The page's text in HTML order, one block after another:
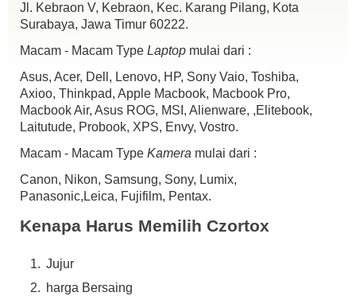
Kondisi :
Fisik 93% pemakaian wajar
Mesin normal semua
Kelengkapan :
Unit
Batre
Charger
Jl. Kebraon V, Kebraon, Kec. Karang Pilang, Kota
Surabaya, Jawa Timur 60222.
Macam - Macam Type Laptop mulai dari :
Asus, Acer, Dell, Lenovo, HP, Sony Vaio, Toshiba,
Axioo, Thinkpad, Apple Macbook, Macbook Pro,
Macbook Air, Asus ROG, MSI, Alienware, ,Elitebook,
Laitutude, Probook, XPS, Envy, Vostro.
Macam - Macam Type Kamera mulai dari :
Canon, Nikon, Samsung, Sony, Lumix,
Panasonic,Leica, Fujifilm, Pentax.
Kenapa Harus Memilih Czortox
Jujur
harga Bersaing